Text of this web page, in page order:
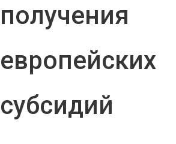
получения
европейских
субсидий